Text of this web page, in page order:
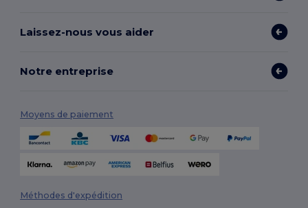
Laissez-nous vous aider
Notre entreprise
Moyens de paiement
Méthodes d'expédition